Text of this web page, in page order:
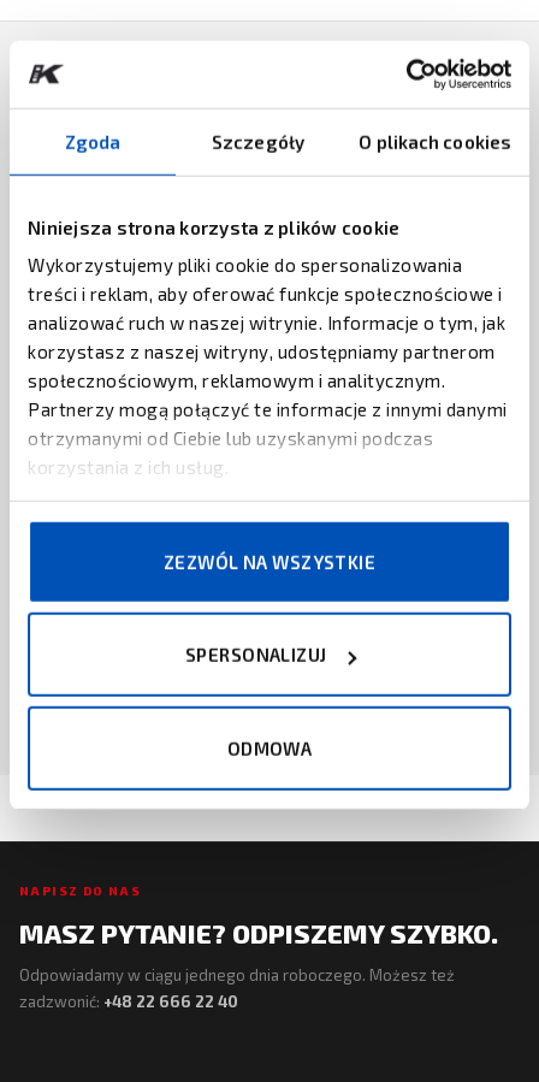
Zgoda Szczegóły O plikach cookies
Niniejsza strona korzysta z plików cookie
Wykorzystujemy pliki cookie do spersonalizowania
treści i reklam, aby oferować funkcje społecznościowe i
analizować ruch w naszej witrynie. Informacje o tym, jak
korzystasz z naszej witryny, udostępniamy partnerom
społecznościowym, reklamowym i analitycznym.
Partnerzy mogą połączyć te informacje z innymi danymi
otrzymanymi od Ciebie lub uzyskanymi podczas
korzystania z ich usług.
ZEZWÓL NA WSZYSTKIE
SPERSONALIZUJ
ODMOWA
ZEBRA TECHNOLOGIES
Chip RFID ZBR4000 Zebra
ZAPYTAJ O CENĘ
UROVO
Komputer mobilny RFID Urovo DT610
ZAPYTAJ O CENĘ
UNITECH
Antena RFID Unitech ANP100
Czytnik RFID UHF Nordic ID EXA51E
NAPISZ DO NAS
MASZ PYTANIE? ODPISZEMY SZYBKO.
Odpowiadamy w ciągu jednego dnia roboczego. Możesz też
zadzwonić: +48 22 666 22 40